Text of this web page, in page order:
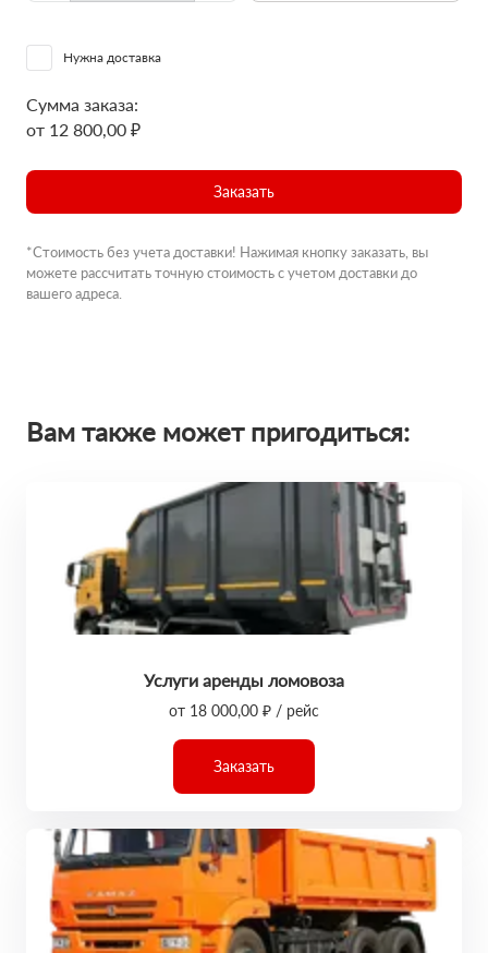
Нужна доставка
Сумма заказа:
от 12 800,00 ₽
Заказать
*Стоимость без учета доставки! Нажимая кнопку заказать, вы
можете рассчитать точную стоимость с учетом доставки до
вашего адреса.
Вам также может пригодиться:
Услуги аренды ломовоза
от 18 000,00 ₽ / рейс
Заказать